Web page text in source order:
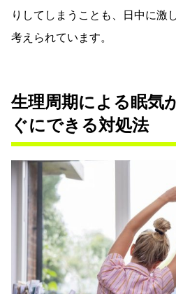
りしてしまうことも、日中に激
考えられています。
生理周期による眠気
ぐにできる対処法